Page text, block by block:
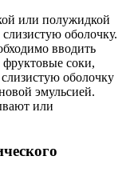
или полужидкой
оболочку.
вводить
фруктовые соки,
оболочку
эмульсией.
или